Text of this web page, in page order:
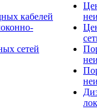
кабелей
сетей